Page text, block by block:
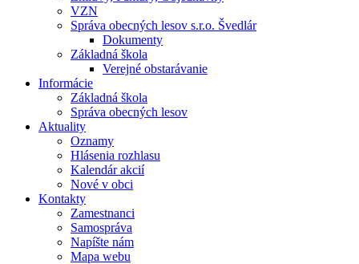
VZN
Správa obecných lesov s.r.o. Švedlár
Dokumenty
Základná škola
Verejné obstarávanie
Informácie
Základná škola
Správa obecných lesov
Aktuality
Oznamy
Hlásenia rozhlasu
Kalendár akcií
Nové v obci
Kontakty
Zamestnanci
Samospráva
Napíšte nám
Mapa webu